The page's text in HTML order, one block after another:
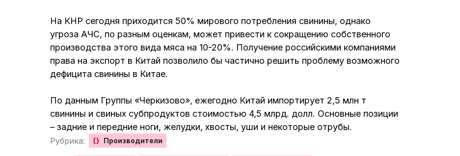
На КНР сегодня приходится 50% мирового потребления свинины, однако
угроза АЧС, по разным оценкам, может привести к сокращению собственного
производства этого вида мяса на 10-20%. Получение российскими компаниями
права на экспорт в Китай позволило бы частично решить проблему возможного
дефицита свинины в Китае.
По данным Группы «Черкизово», ежегодно Китай импортирует 2,5 млн т
свинины и свиных субпродуктов стоимостью 4,5 млрд. долл. Основные позиции
– задние и передние ноги, желудки, хвосты, уши и некоторые отрубы.
Рубрика: {} Производители